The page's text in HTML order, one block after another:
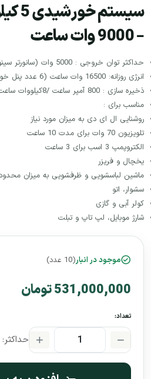
– 9000 وات ساعت
حداکثر توان خروجی : 5000 وات (سانورتر سینوسی 5500 وات)
انرژی روزانه: 16500 وات ساعت (6 عدد پنل خورشیدی 550 وات )
ذخیره سازی : 800 آمپر ساعت /8کیلووات ساعت(8 عدد باتری 100 آمپر ژل)
مناسب برای :
روشنایی ال ای دی به میزان مورد نیاز
تلویزیون 70 وات برای مدت 10 ساعت
الکتروپمپ 3 اسب برای 3 ساعت
یخچال و فریزر
ماشین لباسشویی و ظرفشویی به میزان
سشوار، اتو
کولر آبی و گازی
شارژ موبایل، لپ تاپ و تبلت
موجود در انبار(10 عدد)
531,000,000 تومان
تعداد:
حداکثر: 10 عدد